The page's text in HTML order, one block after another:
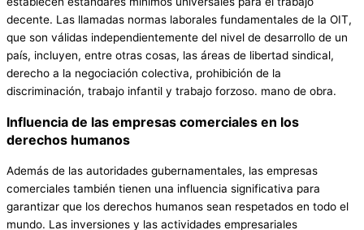
decente. Las llamadas normas laborales fundamentales de la OIT,
que son válidas independientemente del nivel de desarrollo de un
país, incluyen, entre otras cosas, las áreas de libertad sindical,
derecho a la negociación colectiva, prohibición de la
discriminación, trabajo infantil y trabajo forzoso. mano de obra.
Influencia de las empresas comerciales en los
derechos humanos
Además de las autoridades gubernamentales, las empresas
comerciales también tienen una influencia significativa para
garantizar que los derechos humanos sean respetados en todo el
mundo. Las inversiones y las actividades empresariales